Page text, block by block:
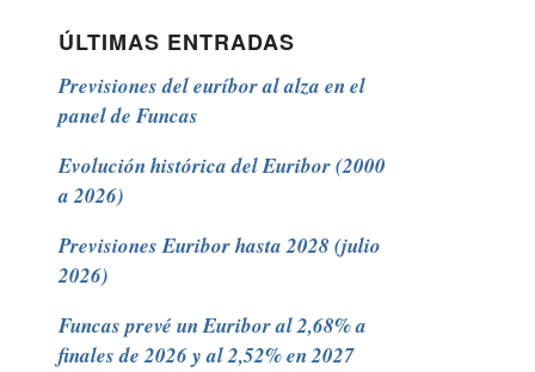
ÚLTIMAS ENTRADAS
Previsiones del euríbor al alza en el
panel de Funcas
Evolución histórica del Euribor (2000
a 2026)
Previsiones Euribor hasta 2028 (julio
2026)
Funcas prevé un Euribor al 2,68% a
finales de 2026 y al 2,52% en 2027